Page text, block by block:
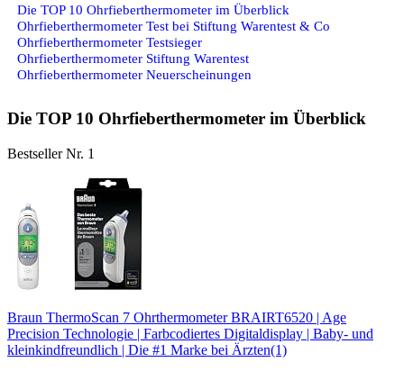
Die TOP 10 Ohrfieberthermometer im Überblick
Ohrfieberthermometer Test bei Stiftung Warentest & Co
Ohrfieberthermometer Testsieger
Ohrfieberthermometer Stiftung Warentest
Ohrfieberthermometer Neuerscheinungen
Die TOP 10 Ohrfieberthermometer im Überblick
Bestseller Nr. 1
Braun ThermoScan 7 Ohrthermometer BRAIRT6520 | Age
Precision Technologie | Farbcodiertes Digitaldisplay | Baby- und
kleinkindfreundlich | Die #1 Marke bei Ärzten(1)